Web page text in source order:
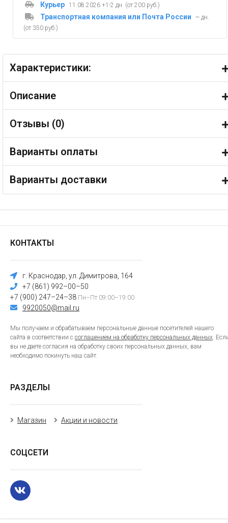
Курьер 11.08.2026 +1-2 дн. (от 200 руб.)
Транспортная компания или Почта России
~ дн.
(от 350 руб.)
Характеристики:
Описание
Отзывы (0)
Варианты оплаты
Варианты доставки
КОНТАКТЫ
г. Краснодар, ул. Димитрова, 164
+7 (861) 992–00–50
+7 (900) 247–24–38 Пн–Пт 09:00–19:00
9920050@mail.ru
Мы получаем и обрабатываем персональные данные посетителей нашего
сайта в соответствии с соглашением на обработку персональных данных.
вы не даете согласия на обработку своих персональных данных, вам
необходимо покинуть наш сайт.
РАЗДЕЛЫ
Магазин Акции и новости
СОЦСЕТИ